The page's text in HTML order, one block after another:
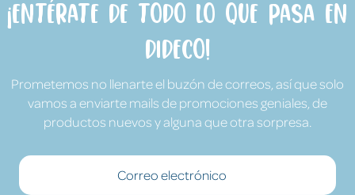
¡Entérate de todo lo que pasa en
Dideco!
Prometemos no llenarte el buzón de correos, así que solo
vamos a enviarte mails de promociones geniales, de
productos nuevos y alguna que otra sorpresa.